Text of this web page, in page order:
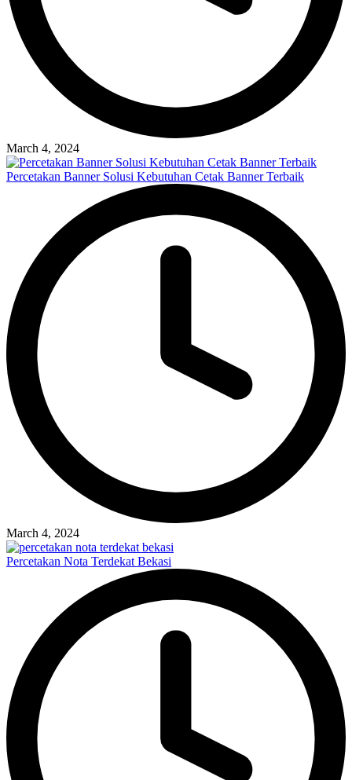
March 4, 2024
Percetakan Banner Solusi Kebutuhan Cetak Banner Terbaik
March 4, 2024
Percetakan Nota Terdekat Bekasi